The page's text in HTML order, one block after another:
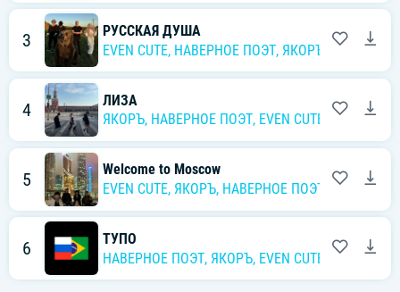
3
РУССКАЯ ДУША
EVEN CUTE, НАВЕРНОЕ ПОЭТ, ЯКОРЪ DERZK069
4
ЛИЗА
ЯКОРЪ, НАВЕРНОЕ ПОЭТ, EVEN CUTE
5
Welcome to Moscow
EVEN CUTE, ЯКОРЪ, НАВЕРНОЕ ПОЭТ derzko69
6
ТУПО
НАВЕРНОЕ ПОЭТ, ЯКОРЪ, EVEN CUTE